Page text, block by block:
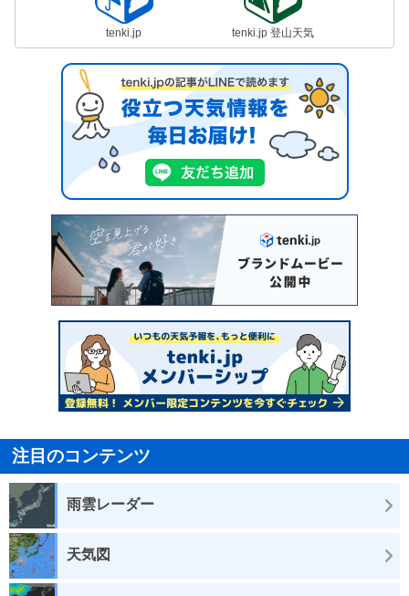
tenki.jp tenki.jp 登山天気
注目のコンテンツ
雨雲レーダー
天気図